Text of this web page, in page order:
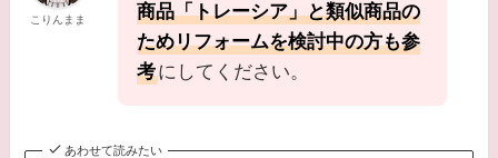
こりんまま
商品「トレーシア」と類似商品の
ためリフォームを検討中の方も参
考にしてください。
あわせて読みたい